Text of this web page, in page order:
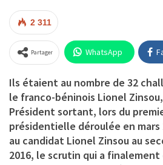
2 311
Partager WhatsApp
Ils étaient au nombre de 32
le franco-béninois Lionel
Président sortant, lors du
présidentielle déroulée en mars
au candidat Lionel Zinsou au
2016, le scrutin qui a